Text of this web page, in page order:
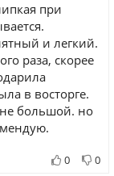
при
и легкий.
раза, скорее
в восторге.
большой. но
0 0